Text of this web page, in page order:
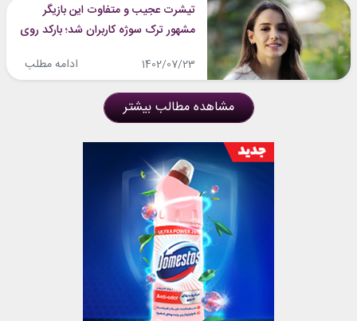
تیشرت عجیب و متفاوت این بازیگر
مشهور ترک سوژه کاربران شد؛ بارکد روی
1402/07/23 ادامه مطلب
مشاهده مطالب بیشتر